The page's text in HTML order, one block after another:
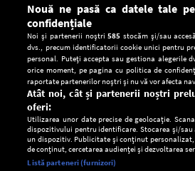
Setări:
Nouă ne pasă ca datele tale
confidențiale
Noi și partenerii noștri585 stocăm și/sau
dvs., precum identificatorii cookie unici pentru
personal. Puteți accepta sau gestiona alegerile
orice moment, pe pagina cu politica de
raportate partenerilor noștri și nu vă vor afecta
Atât noi, cât și partenerii noștri
oferi:
Utilizarea unor date precise de geolocație.
dispozitivului pentru identificare. Stocarea și/sau
un dispozitiv. Publicitate și conținut
de conținut, cercetarea audienței și dezvoltarea
Listă parteneri (furnizori)